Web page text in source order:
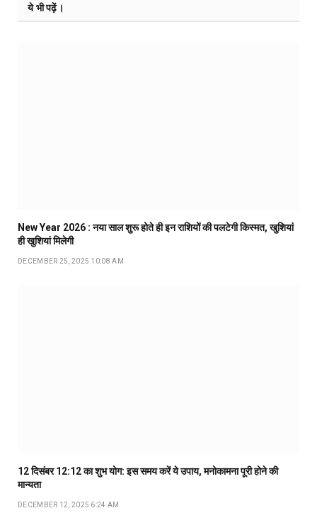
ये भी पढ़ें।
New Year 2026 : नया साल शुरू होते ही इन राशियों की पलटेगी किस्मत, खुशियां
ही खुशियां मिलेगी
DECEMBER 25, 2025 10:08 AM
12 दिसंबर 12:12 का शुभ योग: इस समय करें ये उपाय, मनोकामना पूरी होने की
मान्यता
DECEMBER 12, 2025 6:24 AM